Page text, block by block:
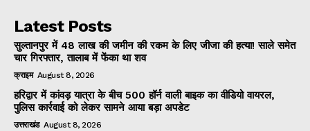
Latest Posts
सुल्तानपुर में 48 लाख की जमीन की रकम के लिए जीजा की हत्या! साले समेत
चार गिरफ्तार, तालाब में फेंका था शव
क्राइम August 8, 2026
हरिद्वार में कांवड़ यात्रा के बीच 500 हॉर्न वाली बाइक का वीडियो वायरल,
पुलिस कार्रवाई को लेकर सामने आया बड़ा अपडेट
उत्तराखंड August 8, 2026